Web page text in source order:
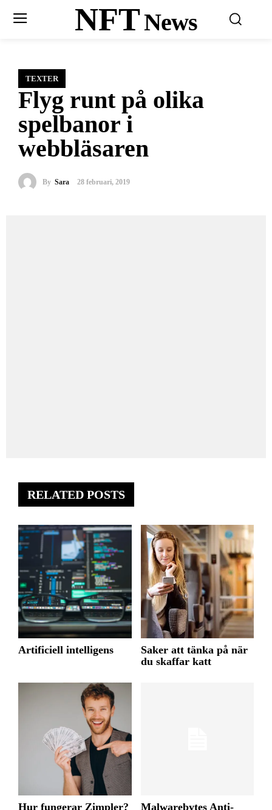
NFTNews
TEXTER
Flyg runt på olika
spelbanor i
webbläsaren
By Sara 28 februari, 2019
RELATED POSTS
Artificiell intelligens
Saker att tänka på när
du skaffar katt
Hur fungerar Zimpler?
Malwarebytes Anti-